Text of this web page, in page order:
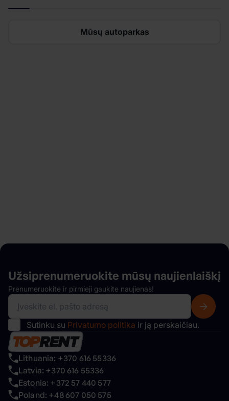
Mūsų autoparkas
Lithuania: +370 616 55336
Latvia: +370 616 55336
Estonia: +372 57 440 577
Poland: +48 607 050 575
Užsiprenumeruokite mūsų naujienlaiškį
Prenumeruokite ir pirmieji gaukite naujienas!
Sutinku su Privatumo politika ir ją perskaičiau.